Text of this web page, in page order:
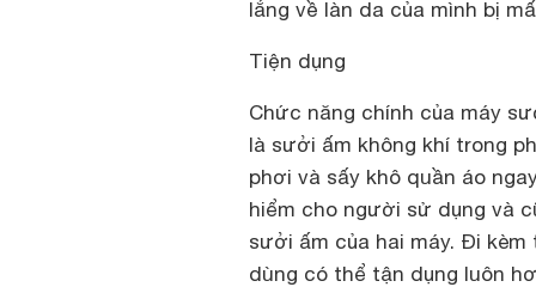
lắng về làn da của mình bị
Tiện dụng
Chức năng chính của máy
là sưởi ấm không khí trong
phơi và sấy khô quần áo
hiểm cho người sử dụng và
sưởi ấm của hai máy. Đi
dùng có thể tận dụng luôn